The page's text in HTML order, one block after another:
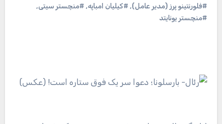
#فلورنتینو پرز (مدیر عامل), #کیلیان امباپه, #منچستر سیتی,
#منچستر یونایتد